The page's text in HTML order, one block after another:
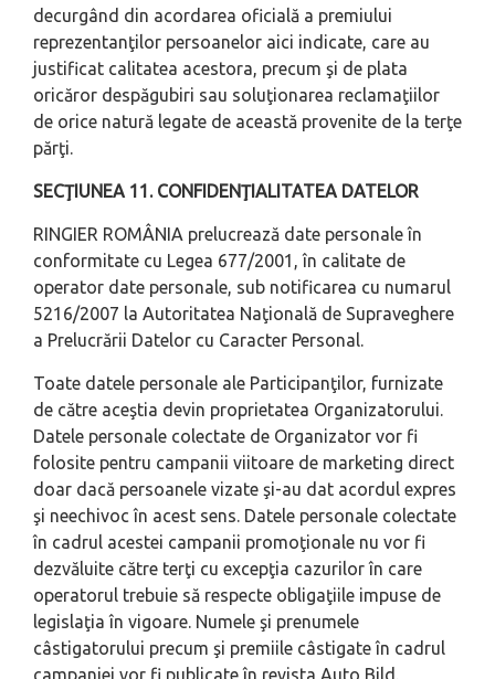
decurgând din acordarea oficială a premiului
reprezentanţilor persoanelor aici indicate, care au
justificat calitatea acestora, precum şi de plata
oricăror despăgubiri sau soluţionarea reclamaţiilor
de orice natură legate de această provenite de la terţe
părţi.
SECŢIUNEA 11. CONFIDENŢIALITATEA DATELOR
RINGIER ROMÂNIA prelucrează date personale în
conformitate cu Legea 677/2001, în calitate de
operator date personale, sub notificarea cu numarul
5216/2007 la Autoritatea Naţională de Supraveghere
a Prelucrării Datelor cu Caracter Personal.
Toate datele personale ale Participanţilor, furnizate
de către aceştia devin proprietatea Organizatorului.
Datele personale colectate de Organizator vor fi
folosite pentru campanii viitoare de marketing direct
doar dacă persoanele vizate şi-au dat acordul expres
şi neechivoc în acest sens. Datele personale colectate
în cadrul acestei campanii promoţionale nu vor fi
dezvăluite către terţi cu excepţia cazurilor în care
operatorul trebuie să respecte obligaţiile impuse de
legislaţia în vigoare. Numele şi prenumele
câstigatorului precum şi premiile câstigate în cadrul
campaniei vor fi publicate în revista Auto Bild.